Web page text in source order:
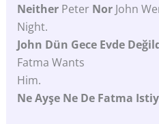
Neither Peter Nor John
John Dün Gece Evde
Fatma Wants
Ne Ayşe Ne De Fatma